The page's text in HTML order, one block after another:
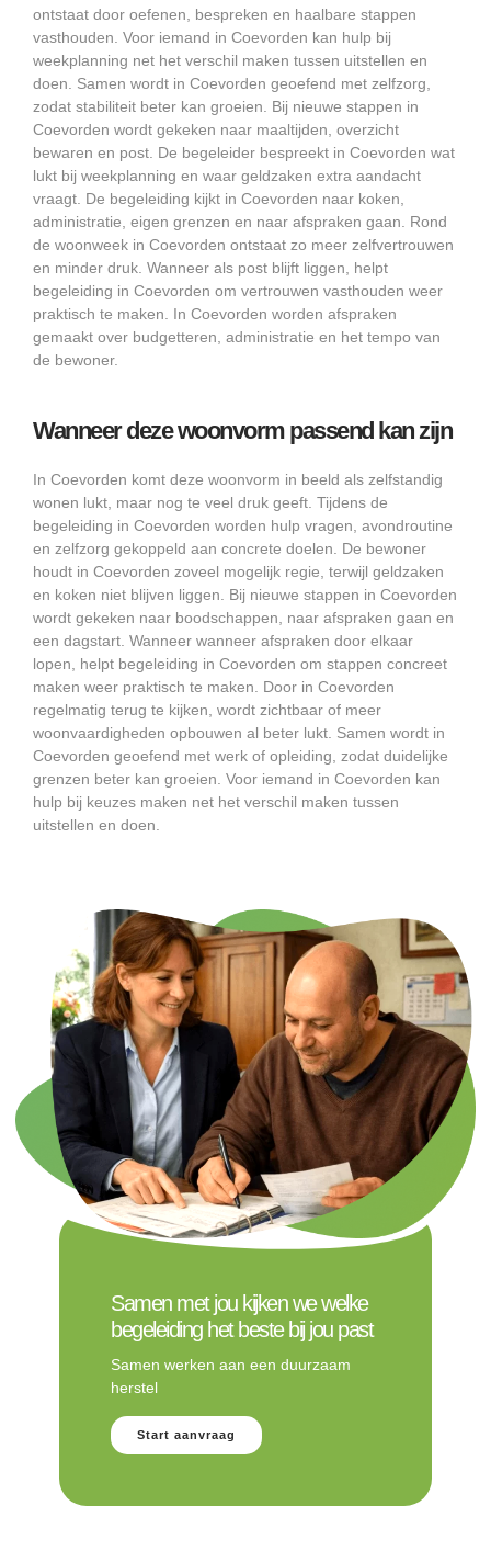
ontstaat door oefenen, bespreken en haalbare stappen
vasthouden. Voor iemand in Coevorden kan hulp bij
weekplanning net het verschil maken tussen uitstellen en
doen. Samen wordt in Coevorden geoefend met zelfzorg,
zodat stabiliteit beter kan groeien. Bij nieuwe stappen in
Coevorden wordt gekeken naar maaltijden, overzicht
bewaren en post. De begeleider bespreekt in Coevorden wat
lukt bij weekplanning en waar geldzaken extra aandacht
vraagt. De begeleiding kijkt in Coevorden naar koken,
administratie, eigen grenzen en naar afspraken gaan. Rond
de woonweek in Coevorden ontstaat zo meer zelfvertrouwen
en minder druk. Wanneer als post blijft liggen, helpt
begeleiding in Coevorden om vertrouwen vasthouden weer
praktisch te maken. In Coevorden worden afspraken
gemaakt over budgetteren, administratie en het tempo van
de bewoner.
Wanneer deze woonvorm passend kan zijn
In Coevorden komt deze woonvorm in beeld als zelfstandig
wonen lukt, maar nog te veel druk geeft. Tijdens de
begeleiding in Coevorden worden hulp vragen, avondroutine
en zelfzorg gekoppeld aan concrete doelen. De bewoner
houdt in Coevorden zoveel mogelijk regie, terwijl geldzaken
en koken niet blijven liggen. Bij nieuwe stappen in Coevorden
wordt gekeken naar boodschappen, naar afspraken gaan en
een dagstart. Wanneer wanneer afspraken door elkaar
lopen, helpt begeleiding in Coevorden om stappen concreet
maken weer praktisch te maken. Door in Coevorden
regelmatig terug te kijken, wordt zichtbaar of meer
woonvaardigheden opbouwen al beter lukt. Samen wordt in
Coevorden geoefend met werk of opleiding, zodat duidelijke
grenzen beter kan groeien. Voor iemand in Coevorden kan
hulp bij keuzes maken net het verschil maken tussen
uitstellen en doen.
Samen met jou kijken we welke
begeleiding het beste bij jou past
Samen werken aan een duurzaam
herstel
Start aanvraag